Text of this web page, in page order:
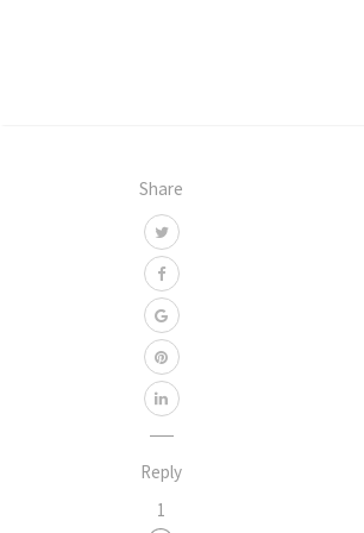
Share
Reply
1